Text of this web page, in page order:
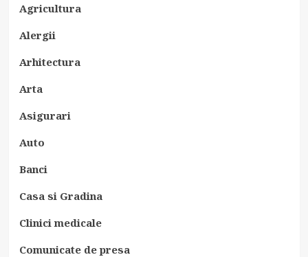
Agricultura
Alergii
Arhitectura
Arta
Asigurari
Auto
Banci
Casa si Gradina
Clinici medicale
Comunicate de presa